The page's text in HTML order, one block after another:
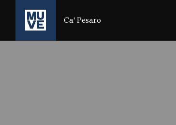
SALTA AL CONTENUTO PRINCIPALE
Ca' Pesaro